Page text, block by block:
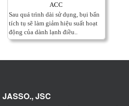
ACC
Sau quá trình dài sử dụng, bụi bẩn
tích tụ sẽ làm giảm hiệu suất hoạt
động của dành lạnh điều..
JASSO., JSC